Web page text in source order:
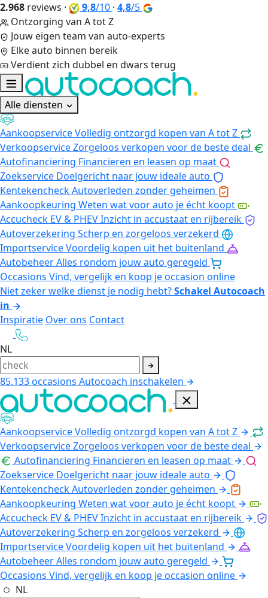
2.968 reviews · 9,8/10 · 4,8/5
Ontzorging van A tot Z
Jouw eigen team van auto-experts
Elke auto binnen bereik
Verdient zich dubbel en dwars terug
Alle diensten
AankoopserviceVolledig ontzorgd kopen van A tot Z
VerkoopserviceZorgeloos verkopen voor de beste deal
Autofinanciering Financieren en leasen op maat
Zoekservice Doelgericht naar jouw ideale auto
KentekencheckAutoverleden zonder geheimen
Aankoopkeuring Weten wat voor auto je écht koopt
Accucheck EV & PHEVInzicht in accustaat en rijbereik
Autoverzekering Scherp en zorgeloos verzekerd
ImportserviceVoordelig kopen uit het buitenland
AutobeheerAlles rondom jouw auto geregeld
Occasions Vind, vergelijk en koop je occasion online
Niet zeker welke dienst je nodig hebt?Schakel Autocoach
in
Inspiratie Over ons Contact
NL
85.133occasions Autocoach inschakelen
AankoopserviceVolledig ontzorgd kopen van A tot Z
VerkoopserviceZorgeloos verkopen voor de beste deal
Autofinanciering Financieren en leasen op maat
Zoekservice Doelgericht naar jouw ideale auto
KentekencheckAutoverleden zonder geheimen
Aankoopkeuring Weten wat voor auto je écht koopt
Accucheck EV & PHEVInzicht in accustaat en rijbereik
Autoverzekering Scherp en zorgeloos verzekerd
ImportserviceVoordelig kopen uit het buitenland
AutobeheerAlles rondom jouw auto geregeld
Occasions Vind, vergelijk en koop je occasion online
NL